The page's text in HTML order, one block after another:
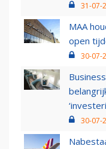
31-07-
MAA
open
30-07-
30-07-